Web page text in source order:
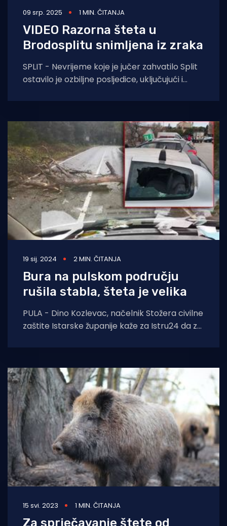
09 srp. 2025 1 MIN. ČITANJA
VIDEO Razorna šteta u
Brodosplitu snimljena iz zraka
SPLIT - Nevrijeme koje je jučer zahvatilo Split
ostavilo je ozbiljne posljedice, uključujući i
Jak vjetar
19 sij. 2024 2 MIN. ČITANJA
Bura na pulskom području
rušila stabla, šteta je velika
PULA - Dino Kozlevac, načelnik Stožera civilne
zaštite Istarske županije kaže za Istru24 da za
15 svi. 2023 1 MIN. ČITANJA
Za sprječavanje štete od